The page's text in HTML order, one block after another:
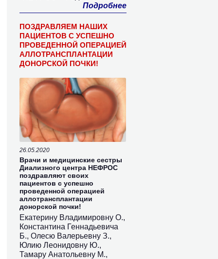
Подробнее
ПОЗДРАВЛЯЕМ НАШИХ
ПАЦИЕНТОВ С УСПЕШНО
ПРОВЕДЕННОЙ ОПЕРАЦИЕЙ
АЛЛОТРАНСПЛАНТАЦИИ
ДОНОРСКОЙ ПОЧКИ!
26.05.2020
Врачи и медицинские сестры
Диализного центра НЕФРОС
поздравляют своих
пациентов с успешно
проведенной операцией
аллотрансплантации
донорской почки!
Екатерину Владимировну О.,
Константина Геннадьевича
Б., Олесю Валерьевну З.,
Юлию Леонидовну Ю.,
Тамару Анатольевну М.,